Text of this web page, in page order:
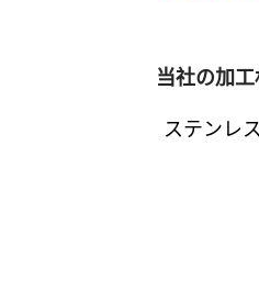
当社の加
ステンレ